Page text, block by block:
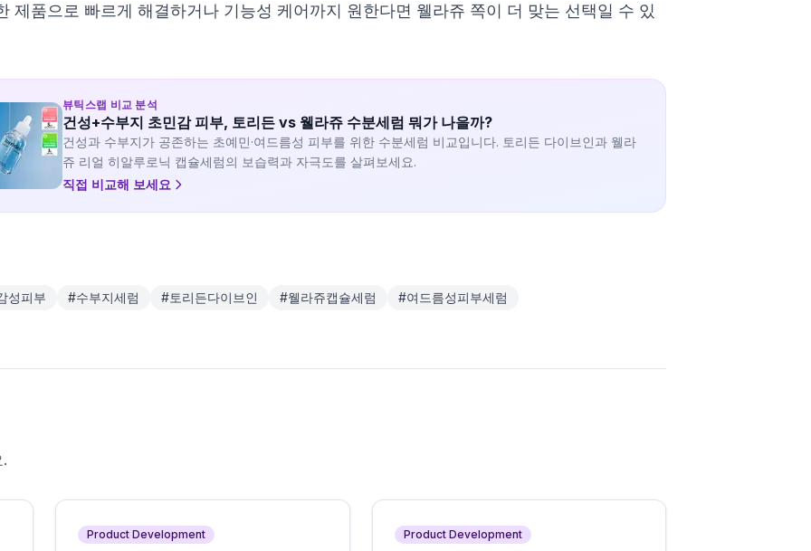
제품으로 빠르게 해결하거나 기능성 케어까지 원한다면 웰라쥬 쪽이 더 맞는 선택일 수 있
뷰틱스랩 비교 분석
건성+수부지 초민감 피부, 토리든 vs 웰라쥬 수분세럼 뭐가 나을까?
건성과 수부지가 공존하는 초예민·여드름성 피부를 위한 수분세럼 비교입니다. 토리든 다이브인과 웰라
쥬 리얼 히알루로닉 캡슐세럼의 보습력과 자극도를 살펴보세요.
직접 비교해 보세요
성피부 #수부지세럼 #토리든다이브인 #웰라쥬캡슐세럼 #여드름성피부세럼
Product Development Product Development